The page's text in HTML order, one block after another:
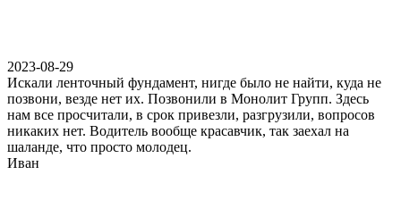
2023-08-29
Искали ленточный фундамент, нигде было не найти, куда не
позвони, везде нет их. Позвонили в Монолит Групп. Здесь
нам все просчитали, в срок привезли, разгрузили, вопросов
никаких нет. Водитель вообще красавчик, так заехал на
шаланде, что просто молодец.
Иван